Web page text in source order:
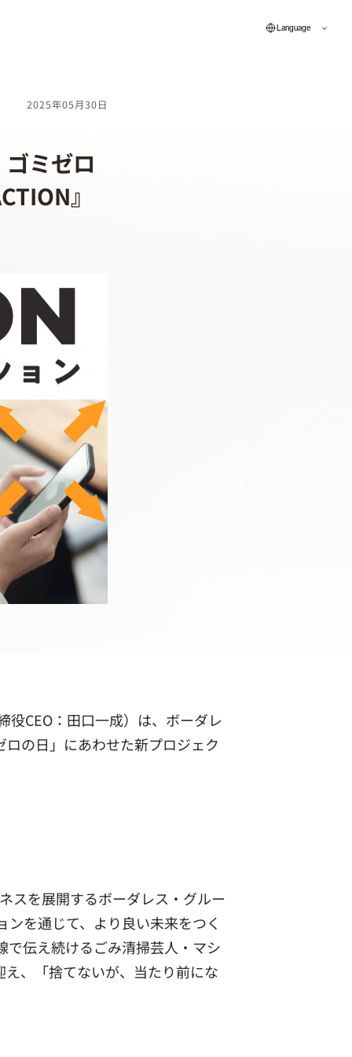
Language
2025年05月30日
ミゼロ
』
CEO：田口一成）は、ボーダレ
の日」にあわせた新プロジェク
スを展開するボーダレス・グルー
を通じて、より良い未来をつく
で伝え続けるごみ清掃芸人・マシ
、「捨てないが、当たり前にな